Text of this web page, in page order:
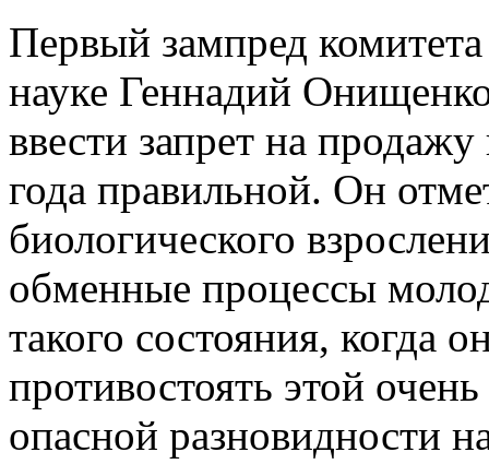
Первый зампред
науке Геннадий
ввести запрет на
года правильной. Он
биологического
обменные процессы
такого состояния, когда
противостоять этой
опасной разновидности